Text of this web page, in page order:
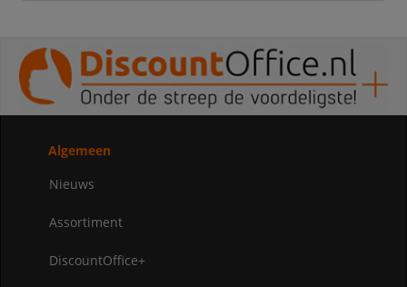
Algemeen
Nieuws
Assortiment
DiscountOffice+